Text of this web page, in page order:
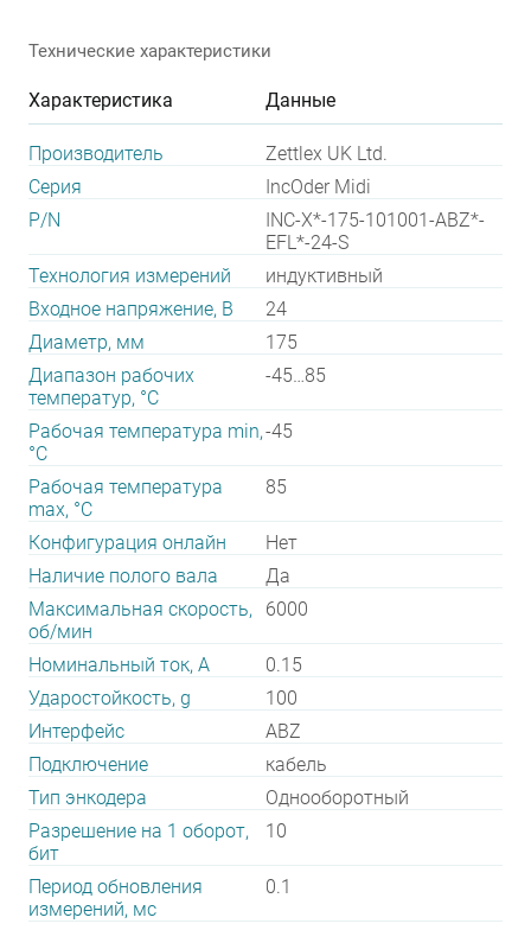
Технические характеристики
Характеристика Данные
Производитель
Zettlex UK Ltd.
Серия
IncOder Midi
P/N
INC-X*-175-101001-ABZ*-
EFL*-24-S
Технология измерений
индуктивный
Входное напряжение, В
24
Диаметр, мм
175
Диапазон рабочих
температур, °С
-45…85
Рабочая температура min,
°С
-45
Рабочая температура
max, °С
85
Конфигурация онлайн
Нет
Наличие полого вала
Да
Максимальная скорость,
об/мин
6000
Номинальный ток, А
0.15
Ударостойкость, g
100
Интерфейс
ABZ
Подключение
кабель
Тип энкодера
Однооборотный
Разрешение на 1 оборот,
бит
10
Период обновления
измерений, мс
0.1